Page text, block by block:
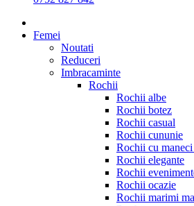
Femei
Noutati
Reduceri
Imbracaminte
Rochii
Rochii albe
Rochii botez
Rochii casual
Rochii cununie
Rochii cu
Rochii elegante
Rochii
Rochii ocazie
Rochii marimi